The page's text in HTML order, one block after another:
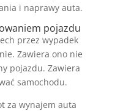
i naprawy auta.
pojazdu
przez wypadek
Zawiera ono nie
pojazdu. Zawiera
samochodu.
za wynajem auta